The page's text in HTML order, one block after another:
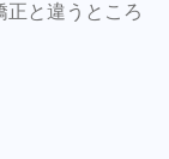
正と違うところ